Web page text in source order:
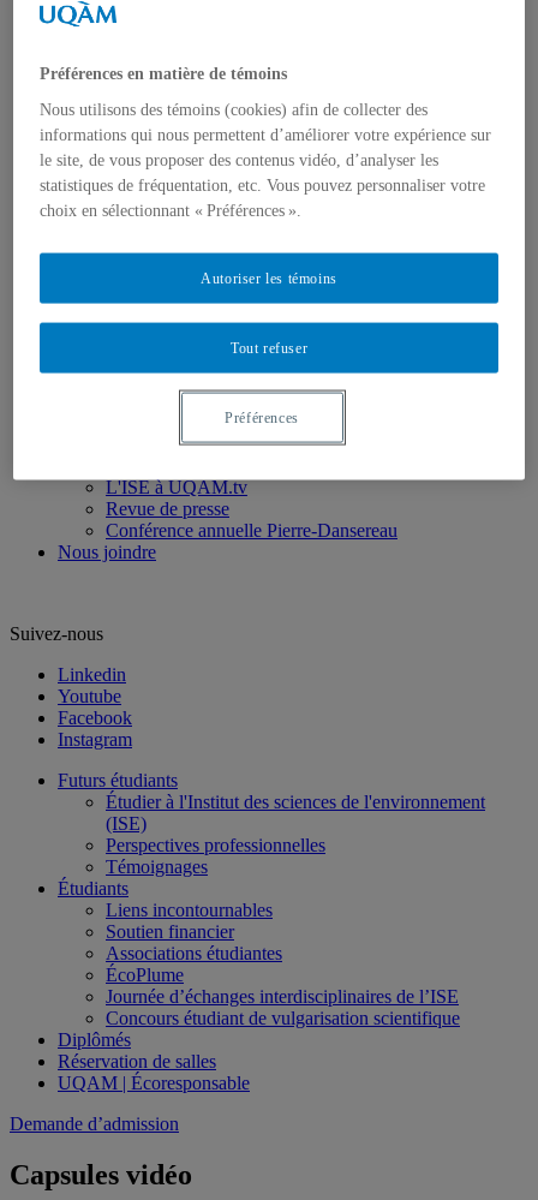
Unités de recherche
Découvrez les programmes en sciences de
Certificat
Baccalauréat
Maîtrise
Doctorat
Environnements nourriciers
Cours de terrain
Journée d’échanges interdisciplinaires de l’ISE
Webinaires Jeunes chercheuses & jeunes chercheurs de
Médias et événements
L'ISE à UQAM.tv
Revue de presse
Conférence annuelle Pierre-Dansereau
Nous joindre
Suivez-nous
Linkedin
Youtube
Facebook
Instagram
Futurs étudiants
Étudier à l'Institut des sciences de l'environnement
(ISE)
Perspectives professionnelles
Témoignages
Étudiants
Liens incontournables
Soutien financier
Associations étudiantes
ÉcoPlume
Journée d’échanges interdisciplinaires de l’ISE
Concours étudiant de vulgarisation scientifique
Diplômés
Réservation de salles
UQAM | Écoresponsable
Demande d’admission
Capsules vidéo
Préférences en matière de témoins
Nous utilisons des témoins (cookies) afin de collecter des
informations qui nous permettent d’améliorer votre expérience sur
le site, de vous proposer des contenus vidéo, d’analyser les
statistiques de fréquentation, etc. Vous pouvez personnaliser votre
choix en sélectionnant « Préférences ».
Tout refuser
Autoriser les témoins
Préférences